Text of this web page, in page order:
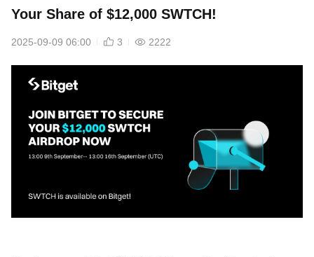
Your Share of $12,000 SWTCH!
2025-09-09 06:00 3 2222